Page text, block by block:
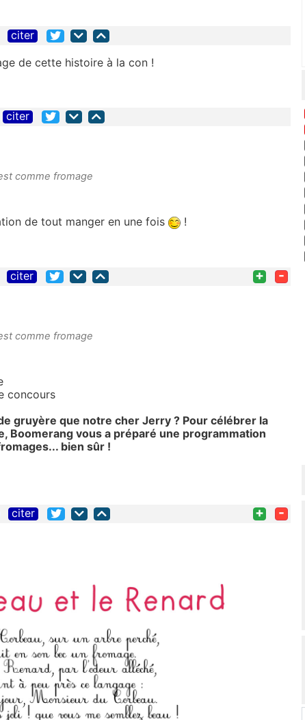
citer
de cette histoire à la con !
citer
comme fromage
de tout manger en une fois !
citer + -
comme fromage
concours
gruyère que notre cher Jerry ? Pour célébrer la
Boomerang vous a préparé une programmation
bien sûr !
citer + -